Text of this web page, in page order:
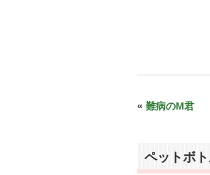
« 難病のM君
ペットボ